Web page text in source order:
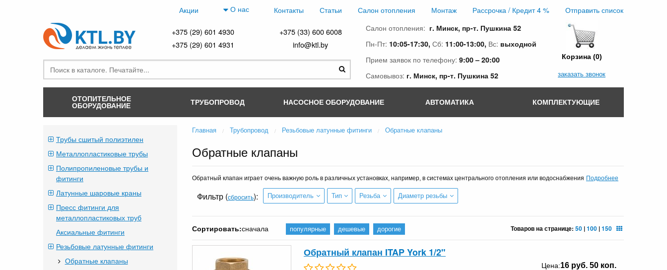
Акции О нас Контакты Статьи Салон отопления Монтаж Рассрочка / Кредит 4 % Отправить список
+375 (29) 601 4930
+375 (33) 600 6008
+375 (29) 601 4931
info@ktl.by
Салон отопления: г. Минск, пр-т. Пушкина 52
Пн-Пт: 10:05-17:30, Сб: 11:00-13:00, Вс: выходной
Прием заявок по телефону: 9:00 – 20:00
Самовывоз: г. Минск, пр-т. Пушкина 52
Корзина (0)
заказать звонок
ОТОПИТЕЛЬНОЕ
ОБОРУДОВАНИЕ ТРУБОПРОВОД НАСОСНОЕ ОБОРУДОВАНИЕ АВТОМАТИКА КОМПЛЕКТУЮЩИЕ
Трубы сшитый полиэтилен
Металлопластиковые трубы
Полипропиленовые трубы и
фитинги
Латунные шаровые краны
Пресс фитинги для
металлопластиковых труб
Аксиальные фитинги
Резьбовые латунные фитинги
Обратные клапаны
Главная Трубопровод Резьбовые латунные фитинги Обратные клапаны
Обратные клапаны
Обратный клапан играет очень важную роль в различных установках, например, в системах центрального отопления или водоснабжения Подробнее
Фильтр (сбросить): Производитель Тип Резьба Диаметр резьбы
Товаров на странице: 50 |100 |150
Сортировать:сначала популярные дешевые дорогие
Обратный клапан ITAP York 1/2"
Цена:16 руб. 50 коп.